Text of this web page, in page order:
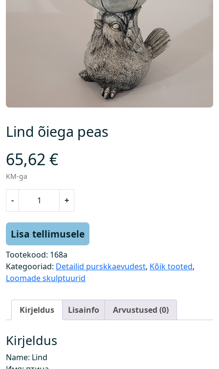
Lind õiega peas
65,62 €
KM-ga
-
õ
i
e
g
a
s
k
o
+
Lisa tellimusele
Tootekood: 168a
Kategooriad: Detailid purskkaevudest, Kõik tooted,
Loomade skulptuurid
Kirjeldus Lisainfo Arvustused (0)
Kirjeldus
Name: Lind